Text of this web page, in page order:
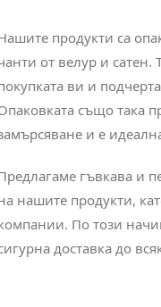
продукти са
от велур и сатен.
ви и
също така
и е
гъвкава и
нашите продукти,
По този
доставка до